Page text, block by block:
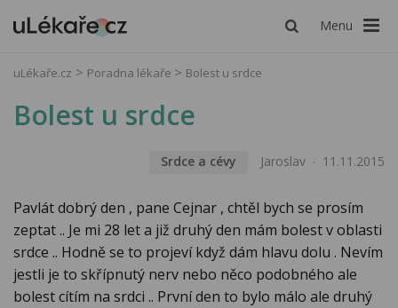
Menu
uLékaře.cz Poradna lékaře Bolest u srdce
Bolest u srdce
Srdce a cévy Jaroslav 11.11.2015
Pavlát dobrý den , pane Cejnar , chtěl bych se prosím
zeptat .. Je mi 28 let a již druhý den mám bolest v oblasti
srdce .. Hodně se to projeví když dám hlavu dolu . Nevím
jestli je to skřípnutý nerv nebo něco podobného ale
bolest cítím na srdci .. První den to bylo málo ale druhý